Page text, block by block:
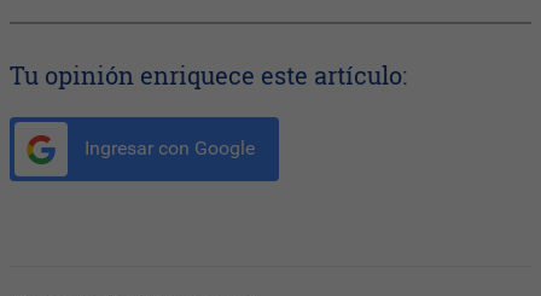
Tu opinión enriquece este artículo:
Ingresar con Google